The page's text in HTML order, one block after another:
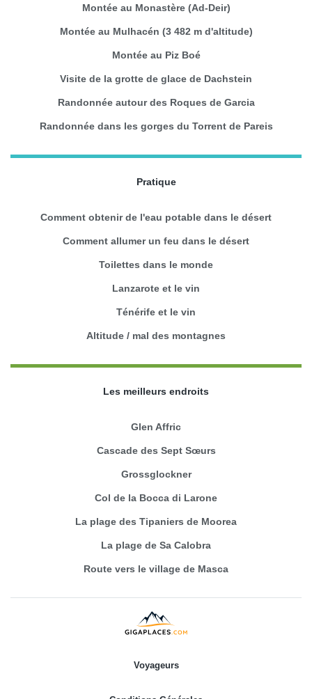
Montée au Monastère (Ad-Deir)
Montée au Mulhacén (3 482 m d'altitude)
Montée au Piz Boé
Visite de la grotte de glace de Dachstein
Randonnée autour des Roques de Garcia
Randonnée dans les gorges du Torrent de Pareis
Pratique
Comment obtenir de l'eau potable dans le désert
Comment allumer un feu dans le désert
Toilettes dans le monde
Lanzarote et le vin
Ténérife et le vin
Altitude / mal des montagnes
Les meilleurs endroits
Glen Affric
Cascade des Sept Sœurs
Grossglockner
Col de la Bocca di Larone
La plage des Tipaniers de Moorea
La plage de Sa Calobra
Route vers le village de Masca
Voyageurs